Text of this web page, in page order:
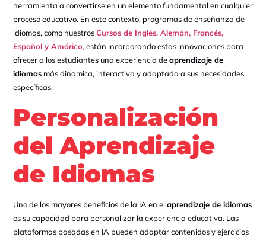
herramienta a convertirse en un elemento fundamental en cualquier
proceso educativo. En este contexto, programas de enseñanza de
idiomas, como nuestrosCursos de Inglés, Alemán, Francés,
Español y Amárico, están incorporando estas innovaciones para
ofrecer a los estudiantes una experiencia deaprendizaje de
idiomasmás dinámica, interactiva y adaptada a sus necesidades
específicas.
Personalización
del Aprendizaje
de Idiomas
Uno de los mayores beneficios de la IA en el aprendizaje de idiomas
es su capacidad para personalizar la experiencia educativa. Las
plataformas basadas en IA pueden adaptar contenidos y ejercicios